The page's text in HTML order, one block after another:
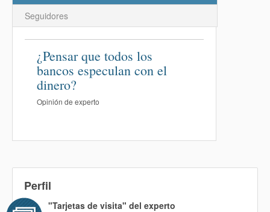
Seguidores
¿Pensar que todos los
bancos especulan con el
dinero?
Opinión de experto
Perfil
"Tarjetas de visita" del experto